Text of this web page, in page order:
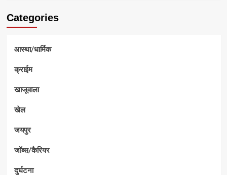
Categories
आस्था/धार्मिक
क्राईम
खाजूवाला
खेल
जयपुर
जॉब्स/कैरियर
दुर्घटना